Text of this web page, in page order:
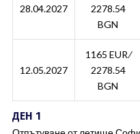
28.04.2027
2278.54
BGN
12.05.2027
1165 EUR ∕
2278.54
BGN
ДЕН 1